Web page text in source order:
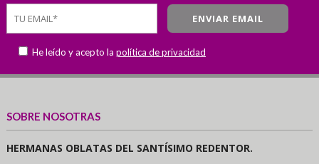
He leído y acepto la política de privacidad
SOBRE NOSOTRAS
HERMANAS OBLATAS DEL SANTÍSIMO REDENTOR.